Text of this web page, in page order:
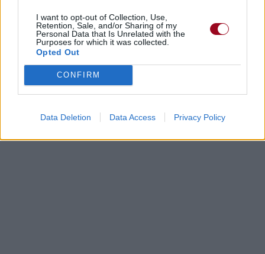
I want to opt-out of Collection, Use,
Retention, Sale, and/or Sharing of my
Personal Data that Is Unrelated with the
Purposes for which it was collected.
Opted Out
CONFIRM
Data Deletion Data Access Privacy Policy